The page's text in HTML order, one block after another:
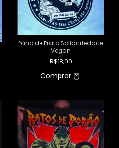
Pano de Prato Solidariedade
Vegan
R$18,00